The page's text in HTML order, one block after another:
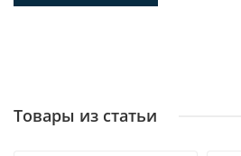
Товары из статьи